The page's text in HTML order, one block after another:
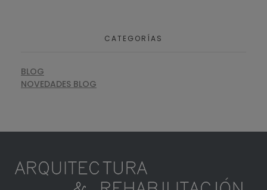
CATEGORÍAS
BLOG
NOVEDADES BLOG